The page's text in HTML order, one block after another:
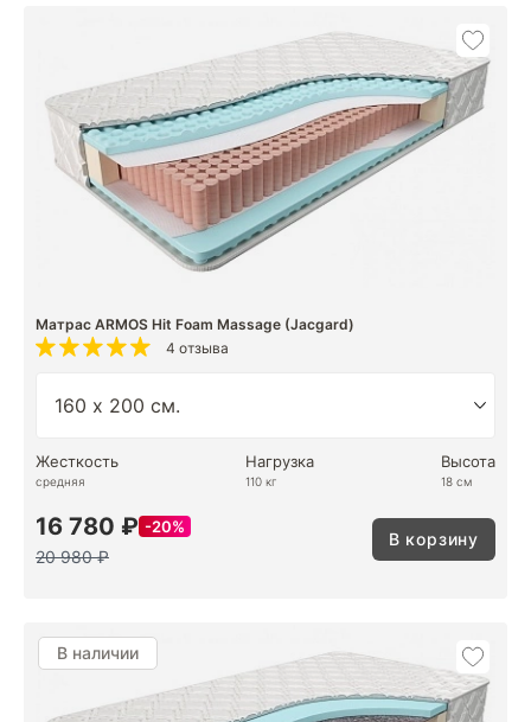
Матрас ARMOS Hit Foam Massage (Jacgard)
4 отзыва
Жесткость
средняя
Нагрузка
110 кг
Высота
18 см
16 780 ₽ 20%
20 980 ₽
В корзину
В наличии